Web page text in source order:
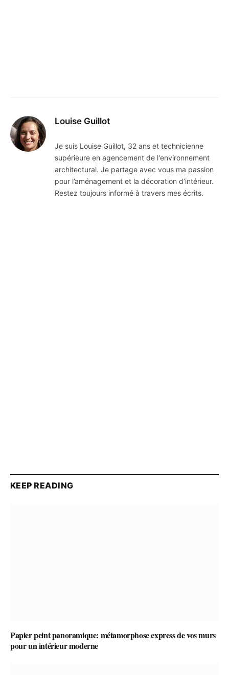
Louise Guillot
Je suis Louise Guillot, 32 ans et technicienne
supérieure en agencement de l'environnement
architectural. Je partage avec vous ma passion
pour l’aménagement et la décoration d’intérieur.
Restez toujours informé à travers mes écrits.
KEEP READING
Papier peint panoramique: métamorphose express de vos murs
pour un intérieur moderne